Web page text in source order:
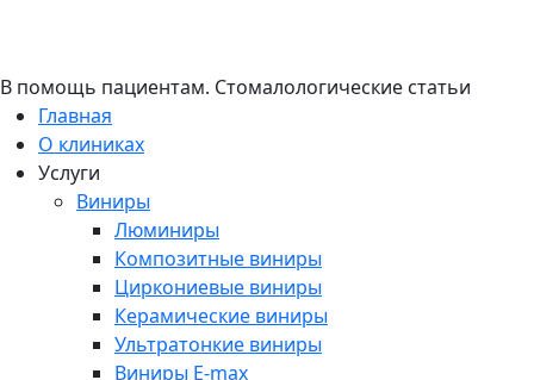
В помощь пациентам. Стомалологические статьи
Главная
О клиниках
Услуги
Виниры
Люминиры
Композитные виниры
Циркониевые виниры
Керамические виниры
Ультратонкие виниры
Виниры E-max